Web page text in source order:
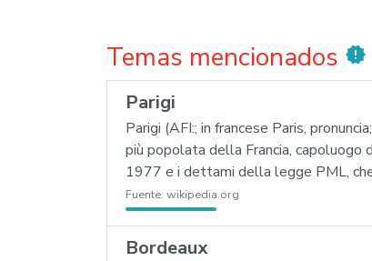
Temas mencionados new_releases
Parigi
Parigi (AFI:; in francese Paris,
più popolata della Francia,
1977 e i dettami della legge PML,
Fuente: wikipedia.org
Bordeaux